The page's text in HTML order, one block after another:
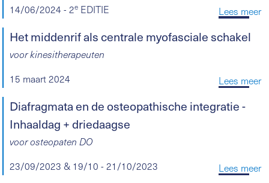
14/06/2024 - 2e EDITIE Lees meer
Het middenrif als centrale myofasciale schakel
voor kinesitherapeuten
15 maart 2024 Lees meer
Diafragmata en de osteopathische integratie -
Inhaaldag + driedaagse
voor osteopaten DO
23/09/2023 & 19/10 - 21/10/2023 Lees meer